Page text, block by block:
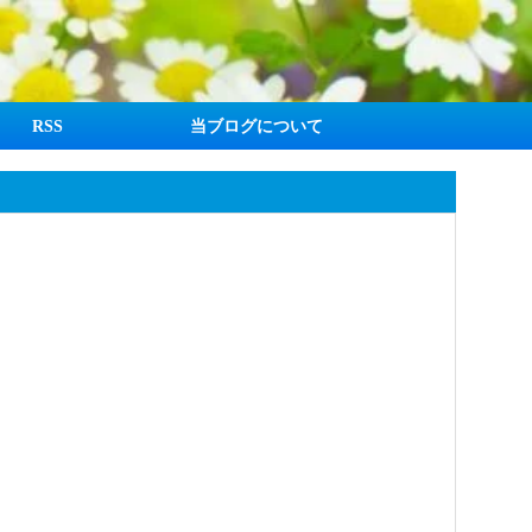
RSS 当ブログについて